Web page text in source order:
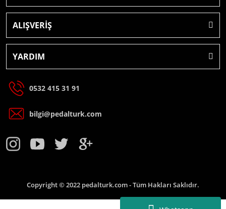
ALIŞVERİŞ
YARDIM
0532 415 31 91
bilgi@pedalturk.com
Copyright © 2022 pedalturk.com - Tüm Hakları Saklıdır.